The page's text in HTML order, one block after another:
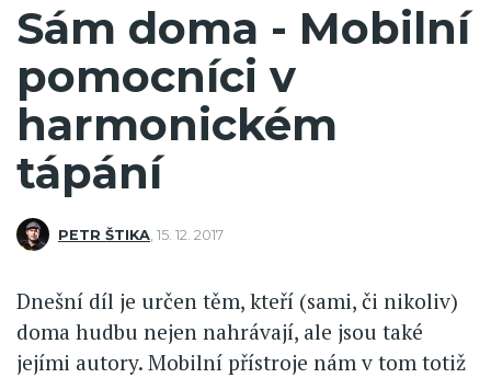
Sám doma - Mobilní
pomocníci v
harmonickém
tápání
PETR ŠTIKA 15. 12. 2017
Dnešní díl je určen těm, kteří (sami, či nikoliv)
doma hudbu nejen nahrávají, ale jsou také
jejími autory. Mobilní přístroje nám v tom totiž